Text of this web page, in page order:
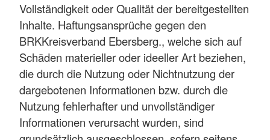
Vollständigkeit oder Qualität der bereitgestellten
Inhalte. Haftungsansprüche gegen den
BRKKreisverband Ebersberg., welche sich auf
Schäden materieller oder ideeller Art beziehen,
die durch die Nutzung oder Nichtnutzung der
dargebotenen Informationen bzw. durch die
Nutzung fehlerhafter und unvollständiger
Informationen verursacht wurden, sind